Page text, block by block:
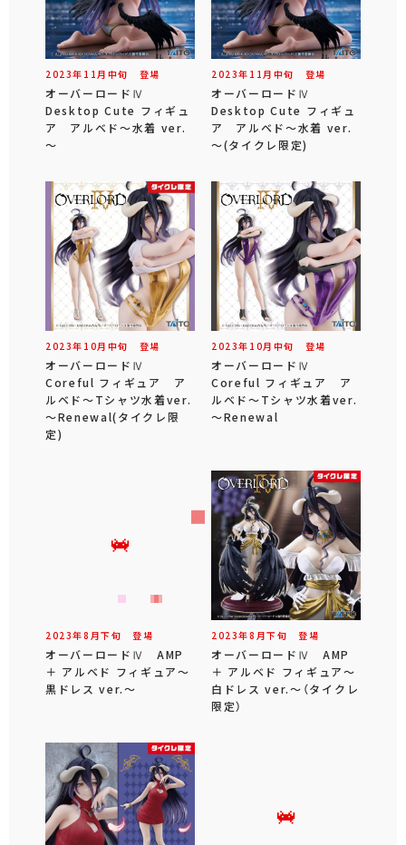
2023年 11 月 中旬 登場
オーバーロードⅣ
Desktop Cute フィギュ
ア アルベド～水着 ver.
～
2023年 11 月 中旬 登場
オーバーロードⅣ
Desktop Cute フィギュ
ア アルベド～水着 ver.
～(タイクレ限定)
2023年 10月 中旬 登場
オーバーロードⅣ
Coreful フィギュア ア
ルベド～Tシャツ水着ver.
～Renewal(タイクレ限
定)
2023年 10月 中旬 登場
オーバーロードⅣ
Coreful フィギュア ア
ルベド～Tシャツ水着ver.
～Renewal
2023年8 月下旬 登場
オーバーロードⅣ AMP
＋ アルベド フィギュア～
黒ドレス ver.～
2023年8 月下旬 登場
オーバーロードⅣ AMP
＋ アルベド フィギュア～
白ドレス ver.～（タイクレ
限定）